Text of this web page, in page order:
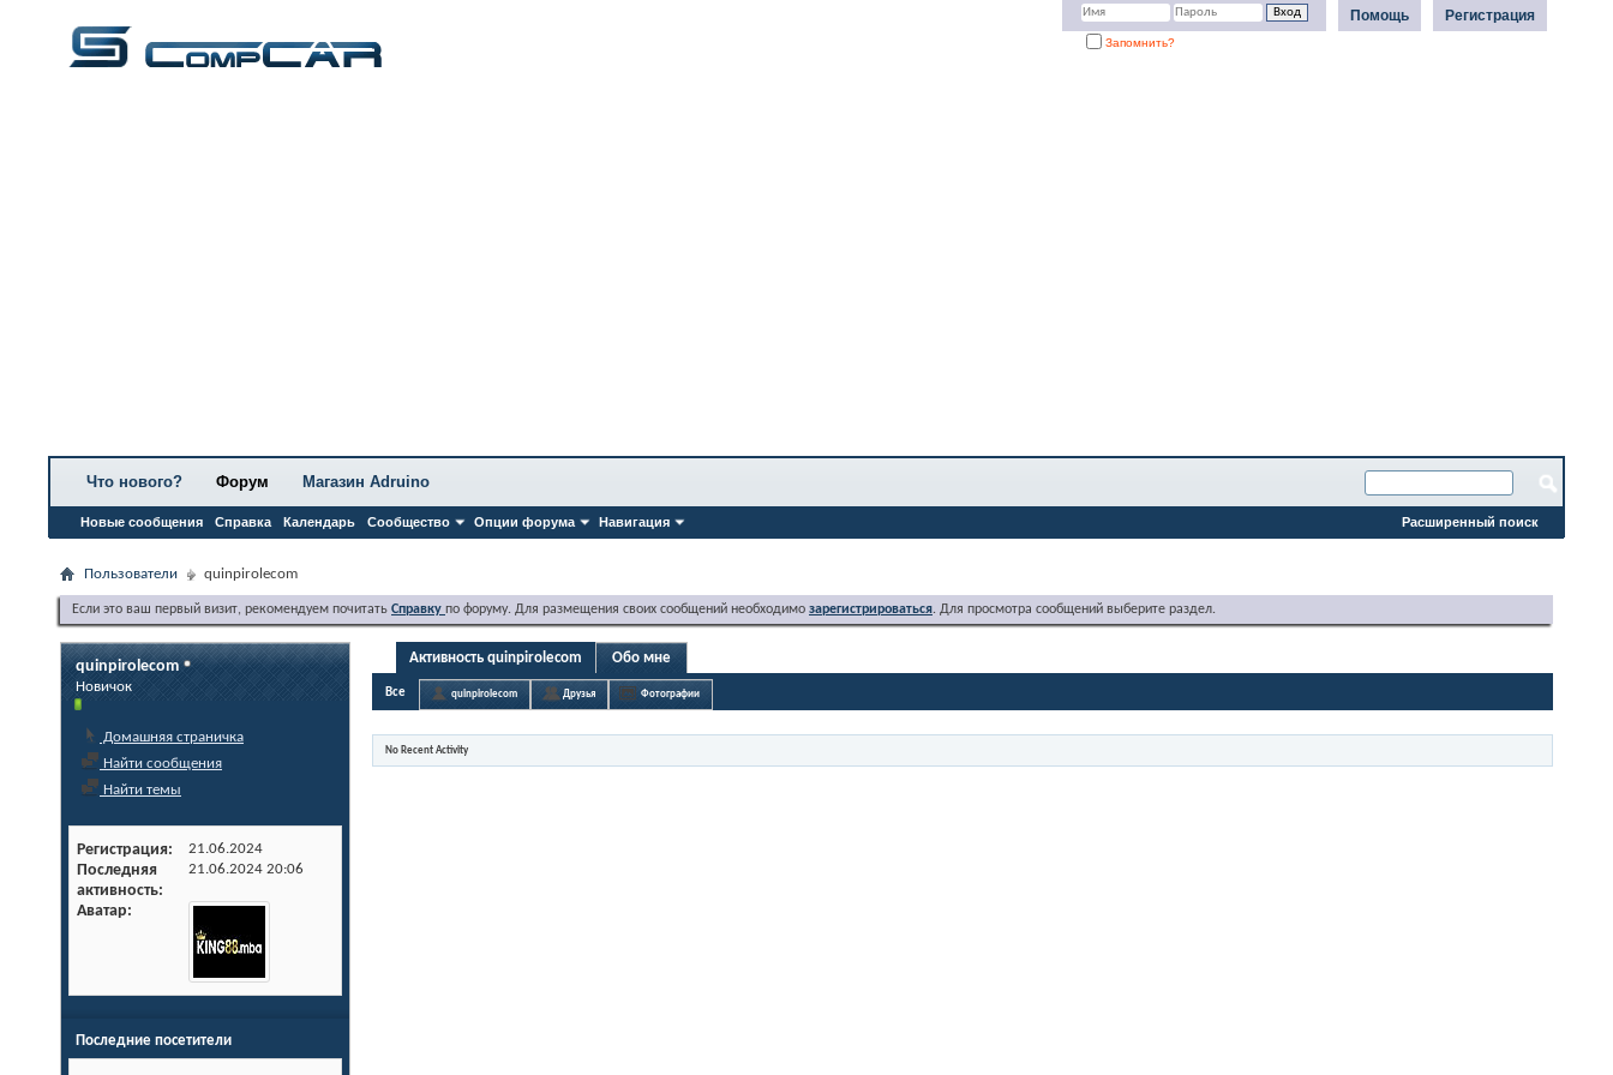
Регистрация
Помощь
Запомнить?
Что нового? Форум
Новые сообщения Справка Календарь Сообщество Опции форума Навигация
Магазин Adruino
Расширенный поиск
Пользователи quinpirolecom
Если это ваш первый визит, рекомендуем почитать Справку по форуму. Для размещения своих сообщений необходимо зарегистрироваться. Для просмотра сообщений выберите раздел.
quinpirolecom
Новичок
Домашняя страничка
Найти сообщения
Найти темы
Регистрация 21.06.2024
Последняя
активность
21.06.2024 20:06
Аватар
Последние посетители
Активность quinpirolecom Обо мне
Все quinpirolecom Друзья Фотографии
No Recent Activity